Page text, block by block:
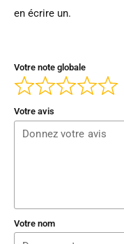
en écrire un.
Votre note globale
Votre avis
Votre nom